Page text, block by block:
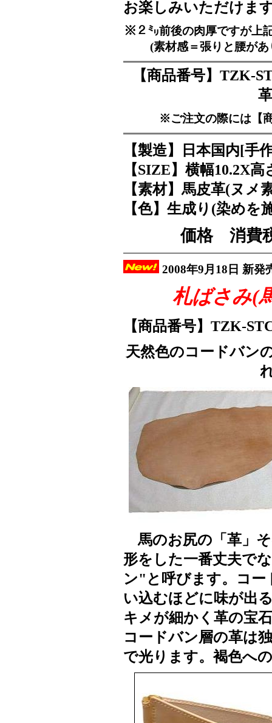
お楽しみいただけま
※２㍉前後の肉厚ですが上
(素材感＝張りと腰が
【商品番号】TZK-
※ご注文の際には【
【製造】日本国内[手
【SIZE】横幅10.2X
【素材】馬皮革(ヌ
【色】生成り(染めを
価格 消費
2008年9月18日 新発
札ばさみ(
【商品番号】TZK-
天然色のコードバン
馬のお尻の「革」
形をした一番丈夫で
ン"と呼びます。コー
い込むほどに味が出
キメが細かく革の宝
コードバン層の革は
で光ります。褐色へ